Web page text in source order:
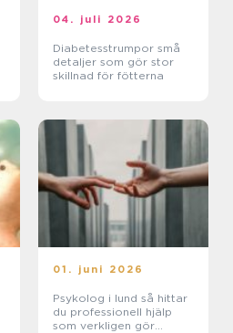
04. juli 2026
Diabetesstrumpor små
detaljer som gör stor
skillnad för fötterna
01. juni 2026
Psykolog i lund så hittar
du professionell hjälp
som verkligen gör